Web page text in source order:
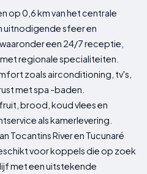
op 0,6 km van het centrale
uitnodigende sfeer en
een 24/7 receptie,
regionale specialiteiten.
zoals airconditioning, tv's,
met spa -baden.
brood, koud vlees en
als kamerlevering.
Tocantins River en Tucunaré
voor koppels die op zoek
met een uitstekende